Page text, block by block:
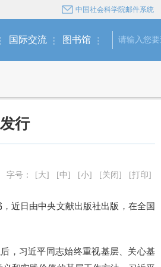
中国社会科学院邮件系统
国际交流 图书馆
行
字号： [大] [中] [小] [关闭] [打印]
日由中央文献出版社出版，在全国
习近平同志始终重视基层、关心基